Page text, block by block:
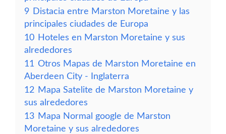
9 Distacia entre Marston Moretaine y las
principales ciudades de Europa
10 Hoteles en Marston Moretaine y sus
alrededores
11 Otros Mapas de Marston Moretaine en
Aberdeen City - Inglaterra
12 Mapa Satelite de Marston Moretaine y
sus alrededores
13 Mapa Normal google de Marston
Moretaine y sus alrededores